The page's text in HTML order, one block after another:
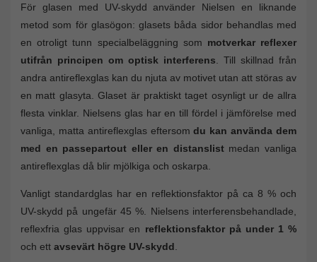
För glasen med UV-skydd använder Nielsen en liknande
metod som för glasögon: glasets båda sidor behandlas med
en otroligt tunn specialbeläggning som motverkar reflexer
utifrån principen om optisk interferens . Till skillnad från
andra antireflexglas kan du njuta av motivet utan att störas av
en matt glasyta. Glaset är praktiskt taget osynligt ur de allra
flesta vinklar. Nielsens glas har en till fördel i jämförelse med
vanliga, matta antireflexglas eftersomdu kan använda dem
med en passepartout eller en distanslistmedan vanliga
antireflexglas då blir mjölkiga och oskarpa.
Vanligt standardglas har en reflektionsfaktor på ca 8 % och
UV-skydd på ungefär 45 %. Nielsens interferensbehandlade,
reflexfria glas uppvisar en reflektionsfaktor på under 1 %
och ett avsevärt högre UV-skydd